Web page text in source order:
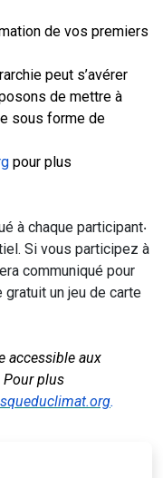
de vos premiers
peut s’avérer
de mettre à
sous forme de
pour plus
à chaque participant‧
Si vous participez à
communiqué pour
un jeu de carte
accessible aux
Pour plus
.